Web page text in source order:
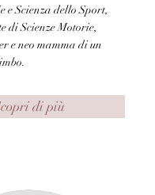
e Scienza dello Sport,
di Scienze Motorie,
e neo mamma di un
di più